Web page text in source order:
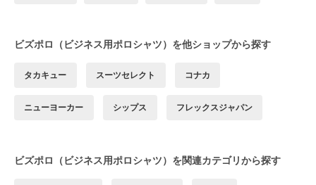
ビズポロ（ビジネス用ポロシャツ）を他ショップから探す
タカキュー スーツセレクト コナカ
ニューヨーカー シップス フレックスジャパン
ビズポロ（ビジネス用ポロシャツ）を関連カテゴリから探す